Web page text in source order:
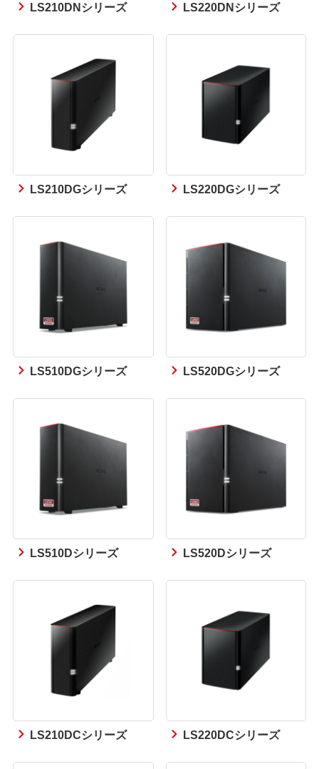
LS210DNシリーズ LS220DNシリーズ
LS210DGシリーズ LS220DGシリーズ
LS510DGシリーズ LS520DGシリーズ
LS510Dシリーズ LS520Dシリーズ
LS210DCシリーズ LS220DCシリーズ